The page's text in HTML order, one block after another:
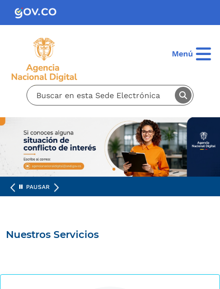
Pasar al contenido principal
Menú
PAUSAR
Nuestros Servicios